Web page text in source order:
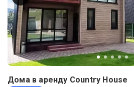
Дома в аренду Country House